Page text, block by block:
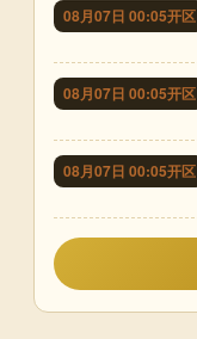
08月07日 00:05开区
08月07日 00:05开区
08月07日 00:05开区